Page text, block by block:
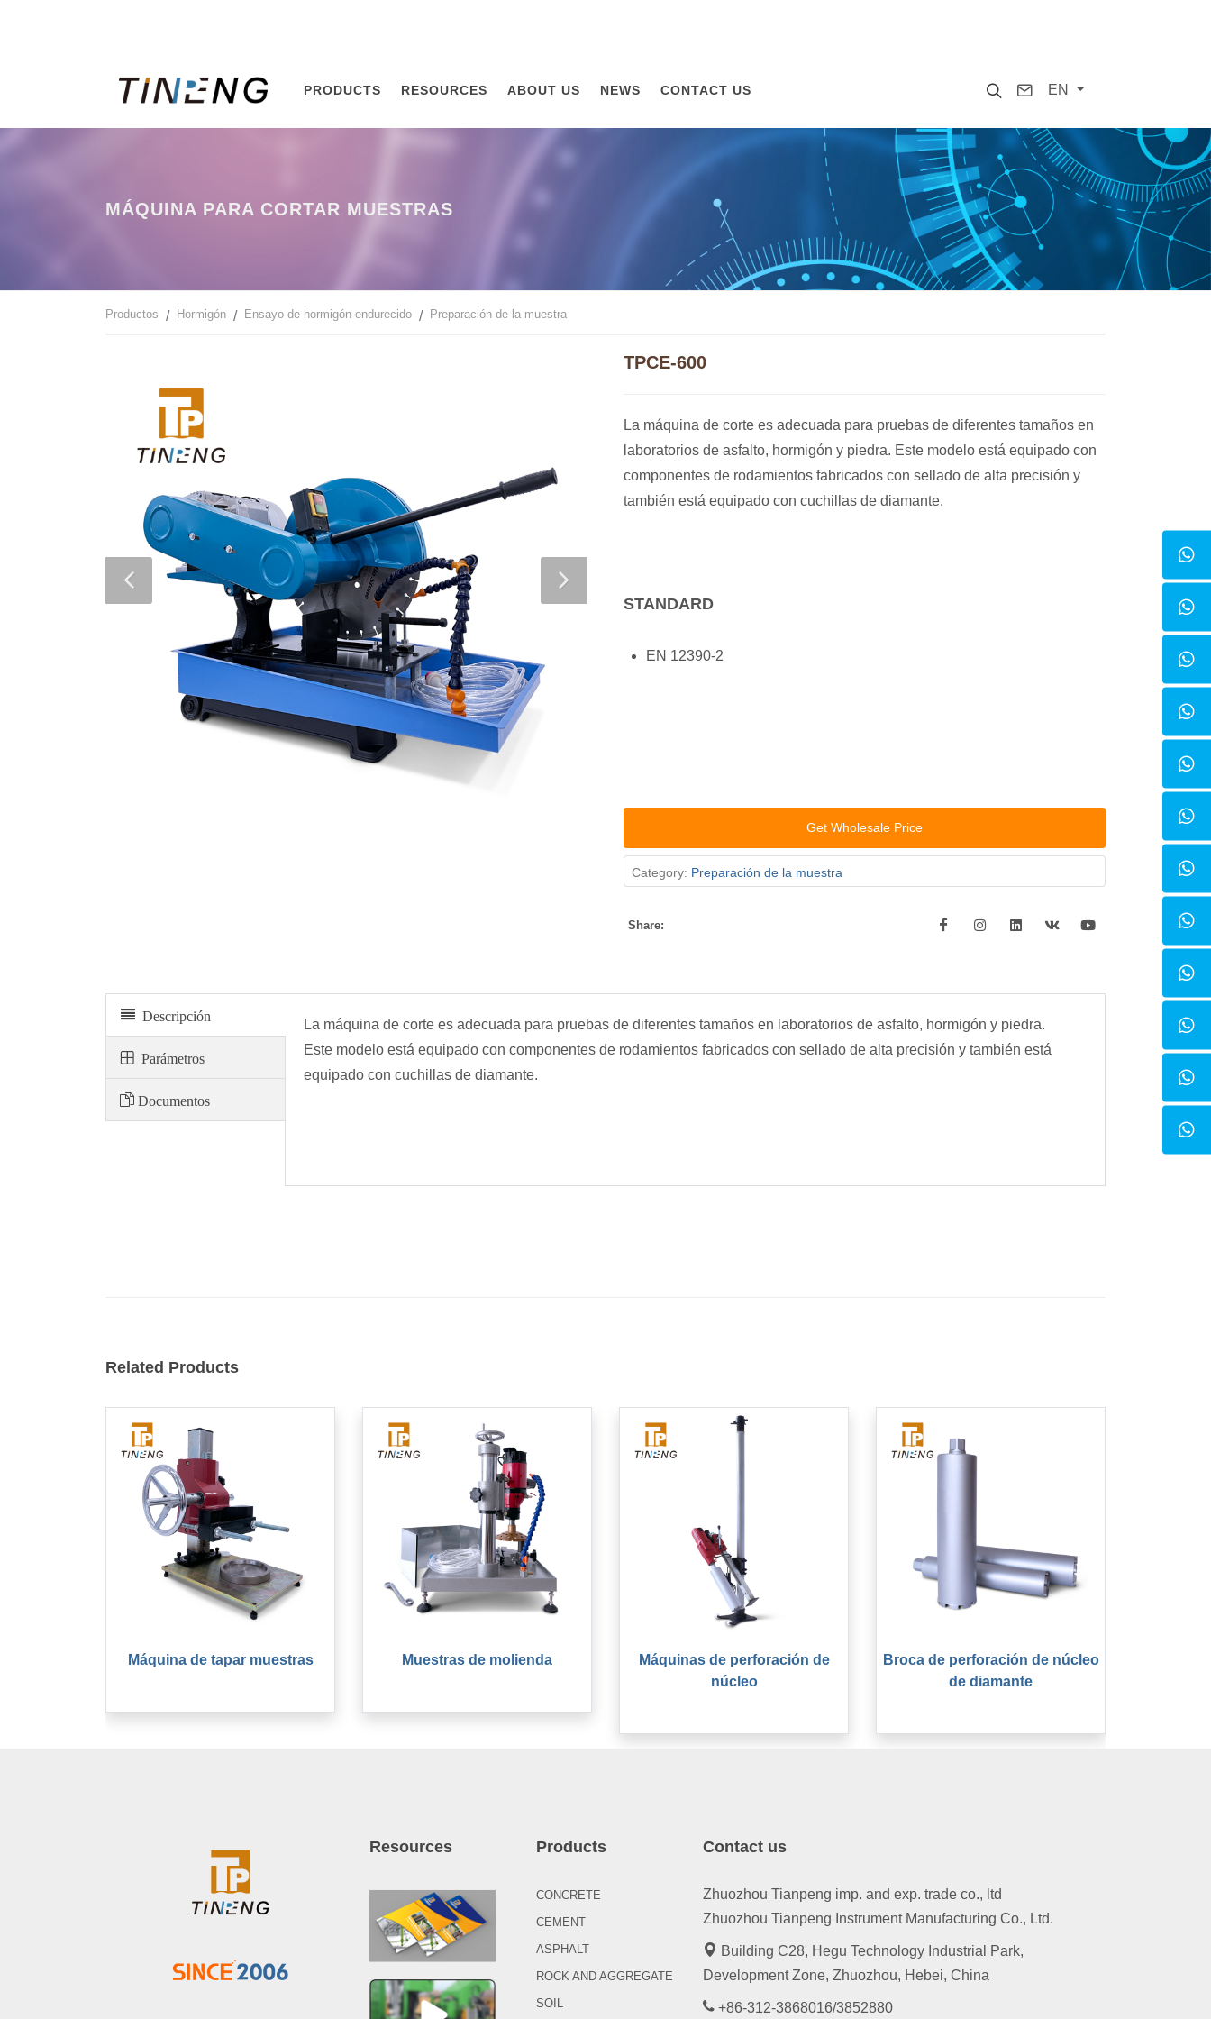
SearchContact
EN
PRODUCTS RESOURCES ABOUT US NEWS CONTACT US
MÁQUINA PARA CORTAR MUESTRAS
Productos Hormigón Ensayo de hormigón endurecido Preparación de la muestra
TPCE-600
La máquina de corte es adecuada para pruebas de diferentes tamaños en
laboratorios de asfalto, hormigón y piedra. Este modelo está equipado con
componentes de rodamientos fabricados con sellado de alta precisión y
también está equipado con cuchillas de diamante.
STANDARD
EN 12390-2
Get Wholesale Price
Category: Preparación de la muestra
Share:
Descripción
Parámetros
Documentos
La máquina de corte es adecuada para pruebas de diferentes tamaños en laboratorios de asfalto, hormigón y piedra.
Este modelo está equipado con componentes de rodamientos fabricados con sellado de alta precisión y también está
equipado con cuchillas de diamante.
Related Products
Máquina de tapar muestras Muestras de molienda
Máquinas de perforación de
núcleo
Broca de perforación de núcleo
de diamante
Resources Products
CONCRETE
CEMENT
ASPHALT
ROCK AND AGGREGATE
SOIL
Contact us
Zhuozhou Tianpeng imp. and exp. trade co., ltd
Zhuozhou Tianpeng Instrument Manufacturing Co., Ltd.
Building C28, Hegu Technology Industrial Park,
Development Zone, Zhuozhou, Hebei, China
+86-312-3868016/3852880